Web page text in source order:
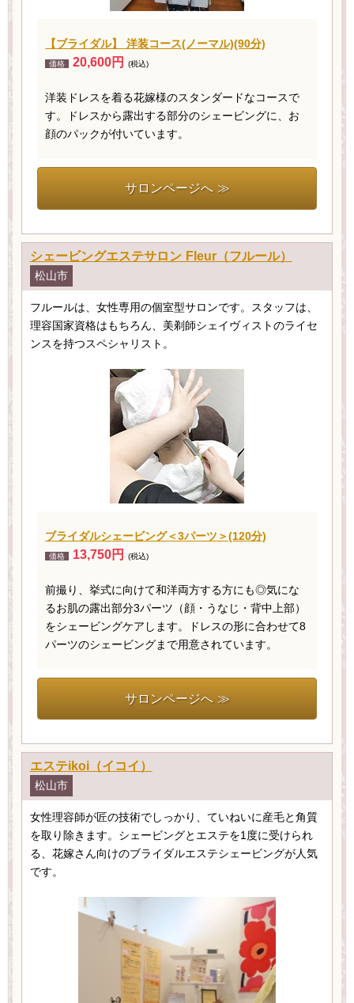
【ブライダル】 洋装コース(ノーマル)(90分)
価格 20,600円 (税込)
洋装ドレスを着る花嫁様のスタンダードなコースで
す。ドレスから露出する部分のシェービングに、お
顔のパックが付いています。
サロンページへ ≫
シェービングエステサロン Fleur（フルール）
松山市
フルールは、女性専用の個室型サロンです。スタッフは、
理容国家資格はもちろん、美剃師シェイヴィストのライセ
ンスを持つスペシャリスト。
ブライダルシェービング＜3パーツ＞(120分)
価格 13,750円 (税込)
前撮り、挙式に向けて和洋両方する方にも◎気にな
るお肌の露出部分3パーツ（顔・うなじ・背中上部）
をシェービングケアします。ドレスの形に合わせて8
パーツのシェービングまで用意されています。
サロンページへ ≫
エステikoi（イコイ）
松山市
女性理容師が匠の技術でしっかり、ていねいに産毛と角質
を取り除きます。シェービングとエステを1度に受けられ
る、花嫁さん向けのブライダルエステシェービングが人気
です。